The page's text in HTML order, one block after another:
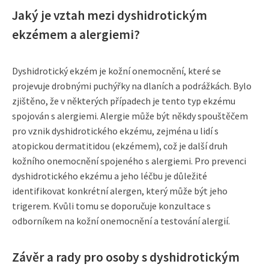
Jaký je vztah mezi dyshidrotickým
ekzémem a alergiemi?
Dyshidrotický ekzém je kožní onemocnění, které se
projevuje drobnými puchýřky na dlaních a podrážkách. Bylo
zjištěno, že v některých případech je tento typ ekzému
spojován s alergiemi. Alergie může být někdy spouštěčem
pro vznik dyshidrotického ekzému, zejména u lidí s
atopickou dermatitidou (ekzémem), což je další druh
kožního onemocnění spojeného s alergiemi. Pro prevenci
dyshidrotického ekzému a jeho léčbu je důležité
identifikovat konkrétní alergen, který může být jeho
trigerem. Kvůli tomu se doporučuje konzultace s
odborníkem na kožní onemocnění a testování alergií.
Závěr a rady pro osoby s dyshidrotickým